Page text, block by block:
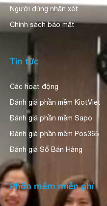
Người dùng nhận xét
Chính sách bảo mật
Tin tức
Các hoạt động
Đánh giá phần mềm KiotViet
Đánh giá phần mềm Sapo
Đánh giá phần mềm Pos365
Đánh giá Sổ Bán Hàng
Phần mềm miễn phí